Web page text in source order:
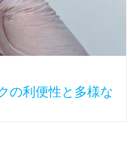
の利便性と多様な